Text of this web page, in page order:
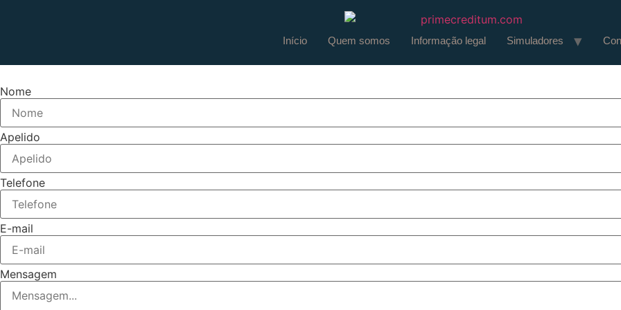
Início Quem somos Informação legal Simuladores
Nome
Apelido
Telefone
E-mail
Mensagem